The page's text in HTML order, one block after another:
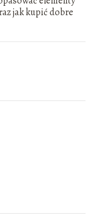
jak kupić dobre